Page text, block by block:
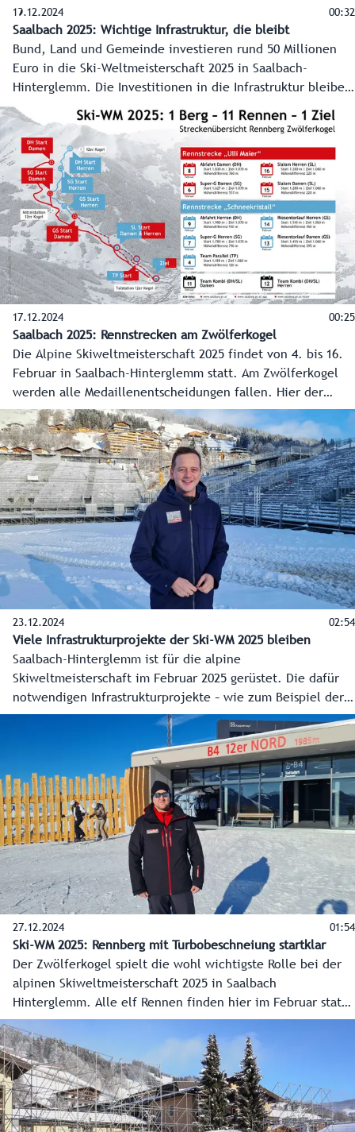
19.12.2024 00:32
Saalbach 2025: Wichtige Infrastruktur, die bleibt
Bund, Land und Gemeinde investieren rund 50 Millionen
Euro in die Ski-Weltmeisterschaft 2025 in Saalbach-
Hinterglemm. Die Investitionen in die Infrastruktur bleiben
auch nach dem Großereignis erhalten - von neuen
Busterminals bis hin zum Notweg, der dann zum Geh- und
Radweg wird.
17.12.2024 00:25
Saalbach 2025: Rennstrecken am Zwölferkogel
Die Alpine Skiweltmeisterschaft 2025 findet von 4. bis 16.
Februar in Saalbach-Hinterglemm statt. Am Zwölferkogel
werden alle Medaillenentscheidungen fallen. Hier der
grafische Überblick über Strecken und Programm (Stand
17.12.2024).
23.12.2024 02:54
Viele Infrastrukturprojekte der Ski-WM 2025 bleiben
Saalbach-Hinterglemm ist für die alpine
Skiweltmeisterschaft im Februar 2025 gerüstet. Die dafür
notwendigen Infrastrukturprojekte – wie zum Beispiel der
Notweg, die Busterminals oder die Fanmeile - sind so gut
wie fertig. Besonders wichtig war den Verantwortlichen,
dass die Region auch nach dem Großereignis etwas davon
hat. Das scheint gelungen zu sein.
27.12.2024 01:54
Ski-WM 2025: Rennberg mit Turbobeschneiung startklar
Der Zwölferkogel spielt die wohl wichtigste Rolle bei der
alpinen Skiweltmeisterschaft 2025 in Saalbach
Hinterglemm. Alle elf Rennen finden hier im Februar statt.
Damit der Rennberg auch WM tauglich ist, wurde
ordentlich investiert, nicht nur in die zweite
Zubringerbahn, die 12er Nord, sondern auch in die
Beschneiung.